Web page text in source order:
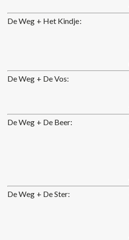
De Weg + Het Kindje:
De Weg + De Vos:
De Weg + De Beer:
De Weg + De Ster: